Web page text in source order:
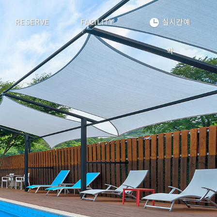
RESERVE FACILITY 실시간예
약